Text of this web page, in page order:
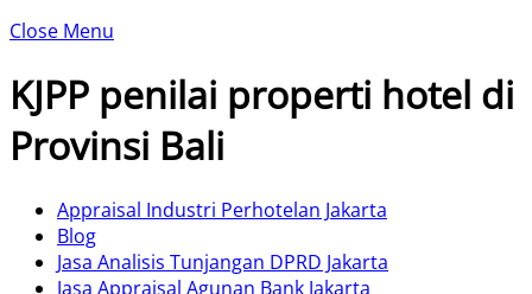
Close Menu
KJPP penilai properti hotel di
Provinsi Bali
Appraisal Industri Perhotelan Jakarta
Blog
Jasa Analisis Tunjangan DPRD Jakarta
Jasa Appraisal Agunan Bank Jakarta